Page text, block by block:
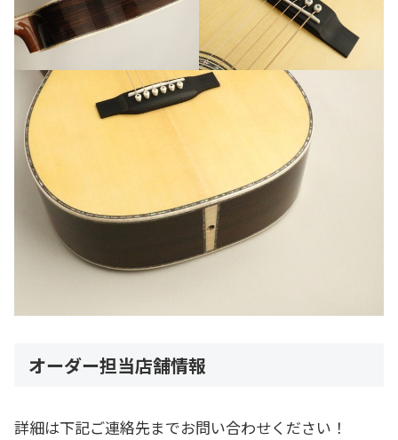
オーダー担当店舗情報
詳細は下記ご連絡先までお問い合わせください！